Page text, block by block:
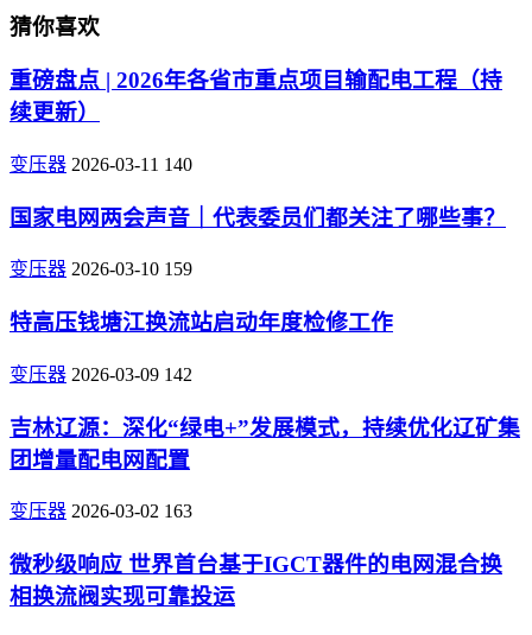
猜你喜欢
重磅盘点 | 2026年各省市重点项目输配电工程（持
续更新）
变压器 2026-03-11 140
国家电网两会声音｜代表委员们都关注了哪些事？
变压器 2026-03-10 159
特高压钱塘江换流站启动年度检修工作
变压器 2026-03-09 142
吉林辽源：深化“绿电+”发展模式，持续优化辽矿集
团增量配电网配置
变压器 2026-03-02 163
微秒级响应 世界首台基于IGCT器件的电网混合换
相换流阀实现可靠投运